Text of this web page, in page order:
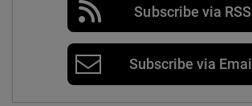
Subscribe via RSS
Subscribe via Email